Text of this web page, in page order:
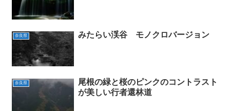
奈良県 みたらい渓谷 モノクロバージョン
奈良県
尾根の緑と桜のピンクのコントラスト
が美しい行者還林道